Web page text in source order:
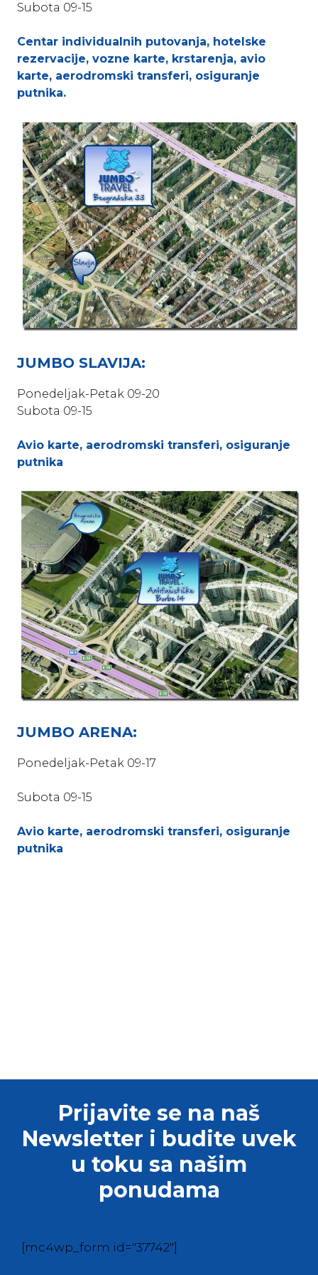
Subota 09-15
Centar individualnih putovanja, hotelske
rezervacije, vozne karte, krstarenja, avio
karte, aerodromski transferi, osiguranje
putnika.
JUMBO SLAVIJA:
Ponedeljak-Petak 09-20
Subota 09-15
Avio karte, aerodromski transferi, osiguranje
putnika
JUMBO ARENA:
Ponedeljak-Petak 09-17
Subota 09-15
Avio karte, aerodromski transferi, osiguranje
putnika
Prijavite se na naš
Newsletter i budite uvek
u toku sa našim
ponudama
[mc4wp_form id="37742"]